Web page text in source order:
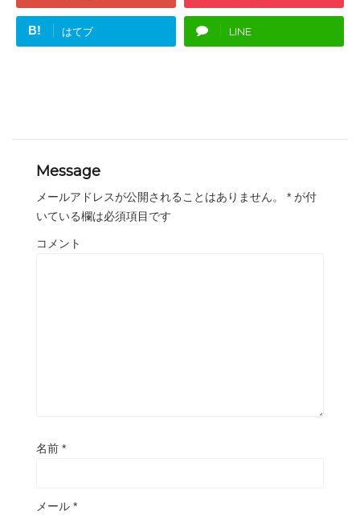
B! はてブ LINE
Message
メールアドレスが公開されることはありません。 * が付
いている欄は必須項目です
コメント
名前 *
メール *